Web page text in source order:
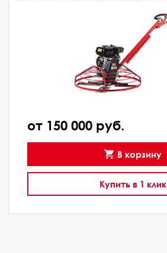
от 150 000 руб.
В корзину
Купить в 1 клик